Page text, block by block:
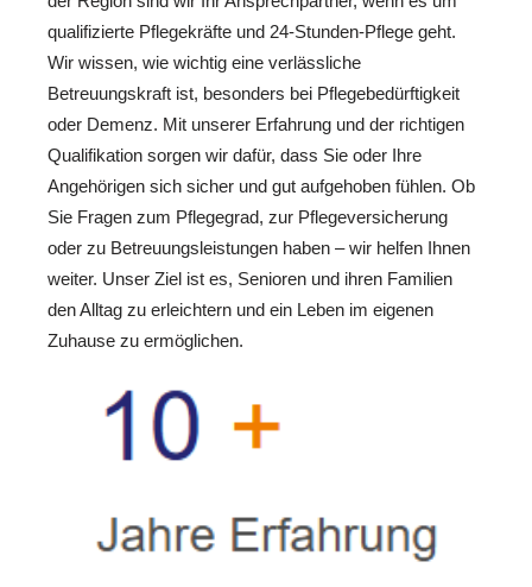
qualifizierte Pflegekräfte und 24-Stunden-Pflege geht.
Wir wissen, wie wichtig eine verlässliche
Betreuungskraft ist, besonders bei Pflegebedürftigkeit
oder Demenz. Mit unserer Erfahrung und der richtigen
Qualifikation sorgen wir dafür, dass Sie oder Ihre
Angehörigen sich sicher und gut aufgehoben fühlen. Ob
Sie Fragen zum Pflegegrad, zur Pflegeversicherung
oder zu Betreuungsleistungen haben – wir helfen Ihnen
weiter. Unser Ziel ist es, Senioren und ihren Familien
den Alltag zu erleichtern und ein Leben im eigenen
Zuhause zu ermöglichen.